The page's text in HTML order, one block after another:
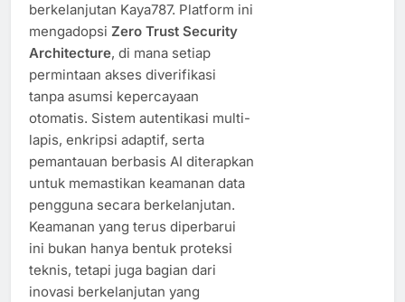
berkelanjutan Kaya787. Platform ini
mengadopsi Zero Trust Security
Architecture, di mana setiap
permintaan akses diverifikasi
tanpa asumsi kepercayaan
otomatis. Sistem autentikasi multi-
lapis, enkripsi adaptif, serta
pemantauan berbasis AI diterapkan
untuk memastikan keamanan data
pengguna secara berkelanjutan.
Keamanan yang terus diperbarui
ini bukan hanya bentuk proteksi
teknis, tetapi juga bagian dari
inovasi berkelanjutan yang